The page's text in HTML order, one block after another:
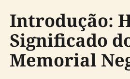
Introdução:
Significado
Memorial